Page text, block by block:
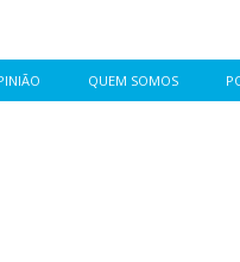
QUEM SOMOS